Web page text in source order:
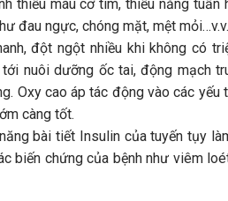
thiếu máu cơ tim, thiểu năng tuần
đau ngực, chóng mặt, mệt mỏi…v.v.
đột ngột nhiều khi không có
nuôi dưỡng ốc tai, động mạch
Oxy cao áp tác động vào các
càng tốt.
bài tiết Insulin của tuyến tụy
biến chứng của bệnh như viêm